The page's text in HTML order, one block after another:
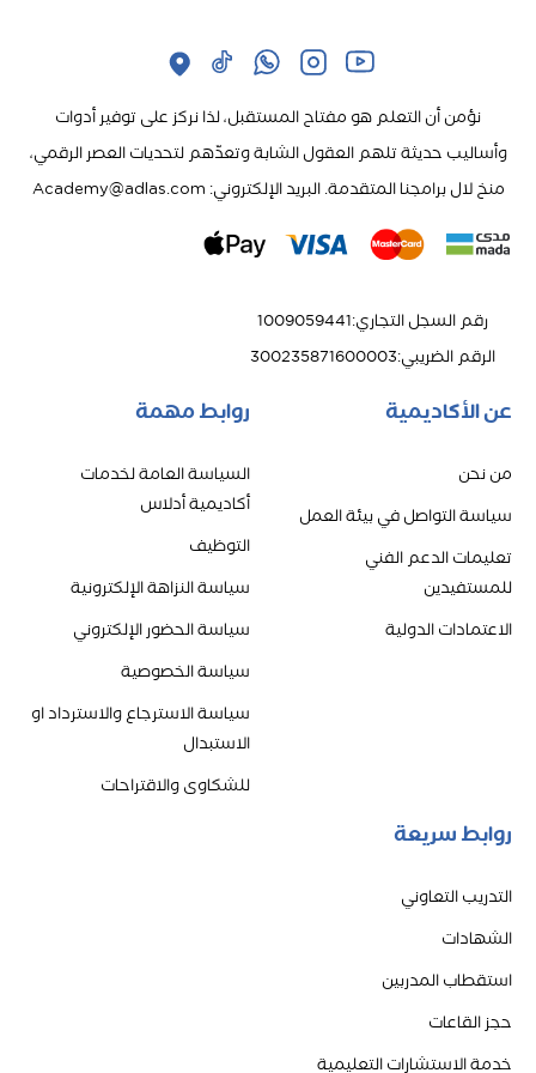
نؤمن أن التعلم هو مفتاح المستقبل، لذا نركز على توفير أدوات
وأساليب حديثة تلهم العقول الشابة وتعدّهم لتحديات العصر الرقمي،
منخ لال برامجنا المتقدمة. البريد الإلكتروني: Academy@adlas.com
رقم السجل التجاري:
1009059441
الرقم الضريبي:
300235871600003
عن الأكاديمية
من نحن
سياسة التواصل في بيئة العمل
تعليمات الدعم الفني
للمستفيدين
الاعتمادات الدولية
روابط مهمة
السياسة العامة لخدمات
أكاديمية أدلاس
التوظيف
سياسة النزاهة الإلكترونية
سياسة الحضور الإلكتروني
سياسة الخصوصية
سياسة الاسترجاع والاسترداد او
الاستبدال
للشكاوى والاقتراحات
روابط سريعة
التدريب التعاوني
الشهادات
استقطاب المدربين
حجز القاعات
خدمة الاستشارات التعليمية